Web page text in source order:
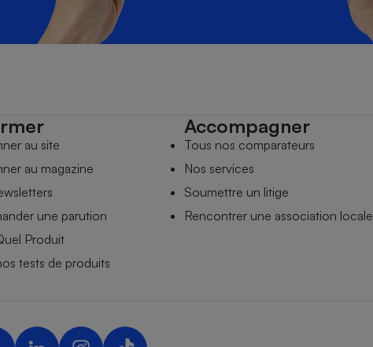
au site
au magazine
une parution
Produit
tests de produits
Accompagner
Tous nos comparateurs
Nos services
Soumettre un litige
Rencontrer une association locale